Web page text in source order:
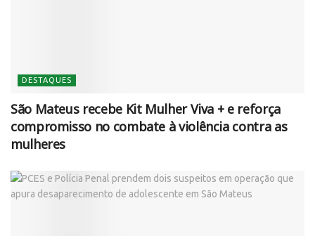
DESTAQUES
São Mateus recebe Kit Mulher Viva + e reforça
compromisso no combate à violência contra as
mulheres